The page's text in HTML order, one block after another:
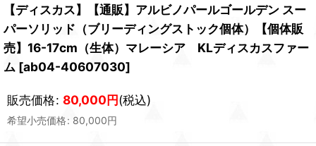
【ディスカス】【通販】アルビノパールゴールデン スー
パーソリッド（ブリーディングストック個体）【個体販
売】16-17cm（生体）マレーシア KLディスカスファー
ム [ab04-40607030]
販売価格: 80,000円(税込)
希望小売価格: 80,000円